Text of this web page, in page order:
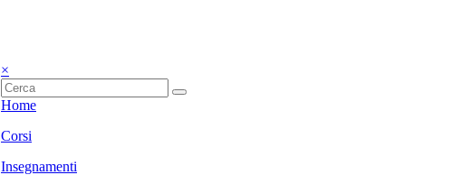
×
Home
Corsi
Insegnamenti